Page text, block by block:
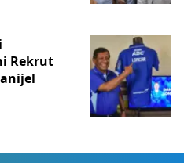
Rekrut